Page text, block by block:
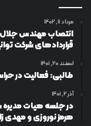
مرداد ۱۱, ۱۴۰۲
انتصاب مهندس
قراردادهای شركت
اسفند ۲۰, ۱۴۰۱
طالبی: فعالیت در
آذر ۲, ۱۴۰۱
در جلسه هیات مدیره
هرمز نوروزی و مهدی